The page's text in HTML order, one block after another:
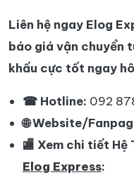
Liên hệ ngay Elog
báo giá vận chuyển
khấu cực tốt ngay
☎ Hotline: 092
🌐 Website/
🏬 Xem chi tiết Hệ
Elog Express: